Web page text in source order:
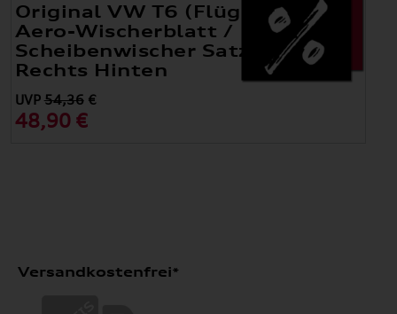
Original VW T6 (Flügeltüren)
Aero-Wischerblatt /
Scheibenwischer Satz Links +
Rechts Hinten
UVP 54,36€
48,90 €
Versandkostenfrei*